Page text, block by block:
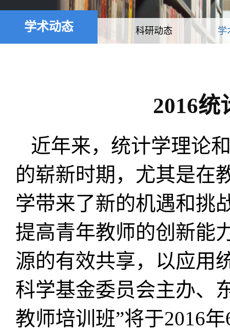
学术动态 科研动态 学
2016统
近年来，统计学理论
的崭新时期， 尤其是在
学带来了新的机遇和挑
提高青年教师的创新能
源的有效共享， 以应用
科学基金委员会主办、
教师培训班”将于2016年